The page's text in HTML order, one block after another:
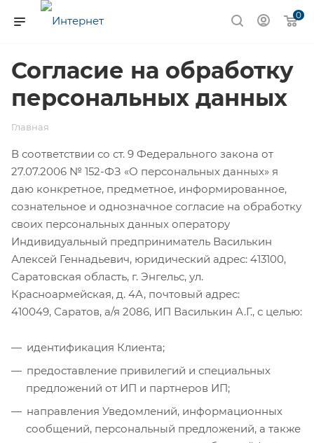
0
Согласие на обработку
персональных данных
Главная
В соответствии со ст. 9 Федерального закона от
27.07.2006 № 152-ФЗ «О персональных данных» я
даю конкретное, предметное, информированное,
сознательное и однозначное согласие на обработку
своих персональных данных оператору
Индивидуальный предприниматель Василькин
Алексей Геннадьевич, юридический адрес: 413100,
Саратовская область, г. Энгельс, ул.
Красноармейская, д. 4А, почтовый адрес:
410049, Саратов, а/я 2086, ИП Василькин А.Г., с целью:
идентификация Клиента;
предоставление привилегий и специальных
предложений от ИП и партнеров ИП;
направления Уведомлений, информационных
сообщений, персональный предложений, а также